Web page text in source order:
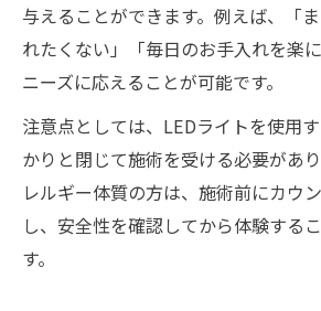
与えることができます。例えば、「
れたくない」「毎日のお手入れを楽
ニーズに応えることが可能です。
注意点としては、LEDライトを使用
かりと閉じて施術を受ける必要があ
レルギー体質の方は、施術前にカウ
し、安全性を確認してから体験する
す。